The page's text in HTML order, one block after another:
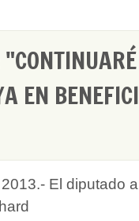
EN
El diputado a